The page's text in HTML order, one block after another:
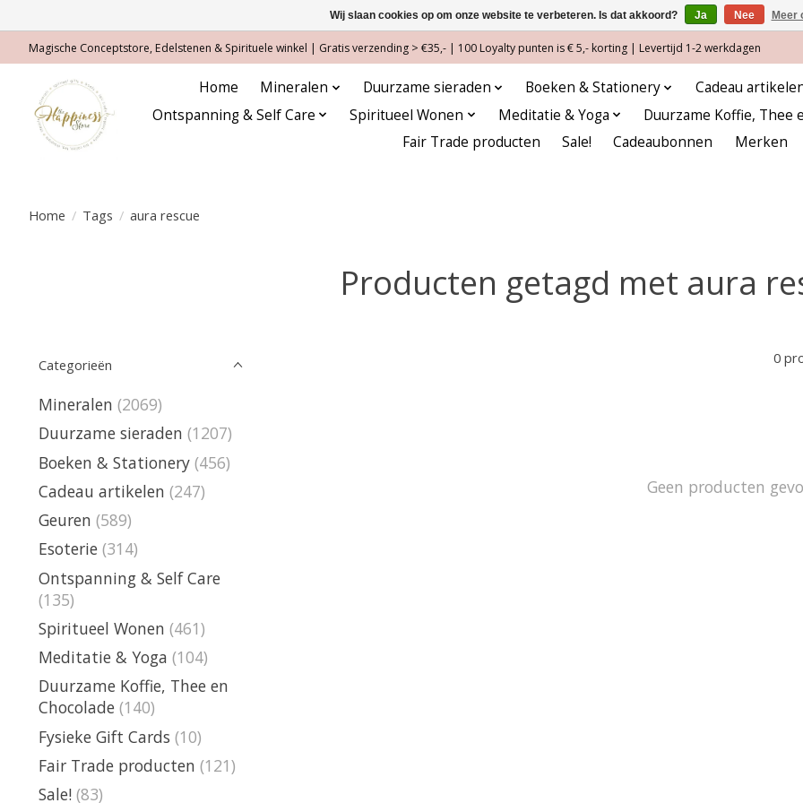
Magische Conceptstore, Edelstenen & Spirituele winkel | Gratis verzending > €35,- | 100 Loyalty punten is € 5,- korting | Levertijd 1-2 werkdagen
Home Mineralen Duurzame sieraden Boeken & Stationery Cadeau
Ontspanning & Self Care
Spiritueel Wonen Meditatie & Yoga Duurzame Koffie, Thee
Fair Trade producten
Sale! Cadeaubonnen Merken
Home / Tags / aura rescue
Producten getagd met aura
Categorieën
Mineralen (2069)
Duurzame sieraden (1207)
Boeken & Stationery (456)
Cadeau artikelen (247)
Geuren (589)
Esoterie (314)
Ontspanning & Self Care
(135)
Spiritueel Wonen (461)
Meditatie & Yoga (104)
Duurzame Koffie, Thee en
Chocolade (140)
Fysieke Gift Cards (10)
Fair Trade producten (121)
Sale! (83)
0
Geen producten
Wij slaan cookies op om onze website te verbeteren. Is dat akkoord? Ja Nee Meer